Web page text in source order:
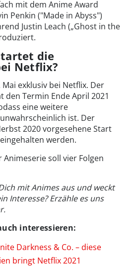
mit dem Anime Award
Penkin ("Made in Abyss")
Justin Leach („Ghost in the
die
Netflix?
exklusiv bei Netflix. Der
den Termin Ende April 2021
eine weitere
ist. Der
2020 vorgesehene Start
werden.
Animeserie soll vier Folgen
mit Animes aus und weckt
Interesse? Erzähle es uns
interessieren:
Darkness & Co. – diese
bringt Netflix 2021